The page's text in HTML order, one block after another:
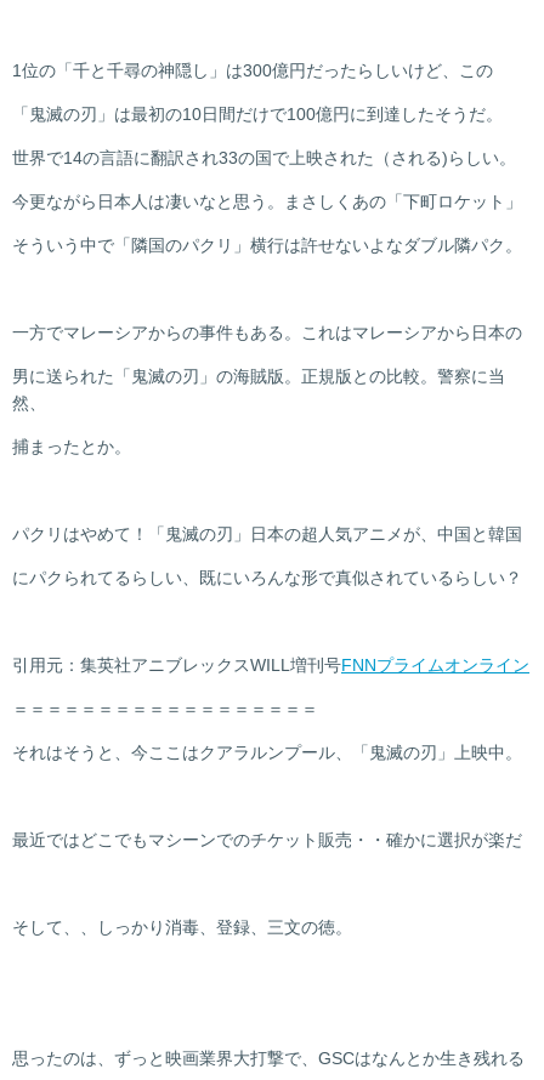
1位の「千と千尋の神隠し」は300億円だったらしいけど、この
「鬼滅の刃」は最初の10日間だけで100億円に到達したそうだ。
世界で14の言語に翻訳され33の国で上映された（される)らしい。
今更ながら日本人は凄いなと思う。まさしくあの「下町ロケット」
そういう中で「隣国のパクリ」横行は許せないよなダブル隣パク。
一方でマレーシアからの事件もある。これはマレーシアから日本の
男に送られた「鬼滅の刃」の海賊版。正規版との比較。警察に当
然、
捕まったとか。
パクリはやめて！「鬼滅の刃」日本の超人気アニメが、中国と韓国
にパクられてるらしい、既にいろんな形で真似されているらしい？
引用元：集英社アニブレックスWILL増刊号FNNプライムオンライン
＝＝＝＝＝＝＝＝＝＝＝＝＝＝＝＝＝＝
それはそうと、今ここはクアラルンプール、「鬼滅の刃」上映中。
最近ではどこでもマシーンでのチケット販売・・確かに選択が楽だ
そして、、しっかり消毒、登録、三文の徳。
思ったのは、ずっと映画業界大打撃で、GSCはなんとか生き残れる